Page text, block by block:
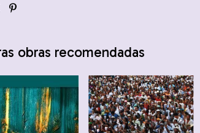
obras recomendadas